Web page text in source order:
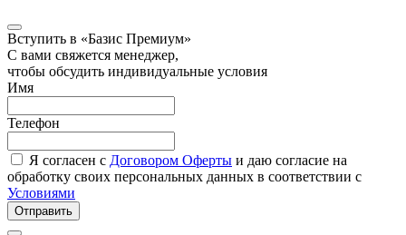
Вступить в «Базис Премиум»
С вами свяжется менеджер,
чтобы обсудить индивидуальные условия
Имя
Телефон
Я согласен с Договором Оферты и даю согласие на
обработку своих персональных данных в соответствии с
Условиями
Отправить